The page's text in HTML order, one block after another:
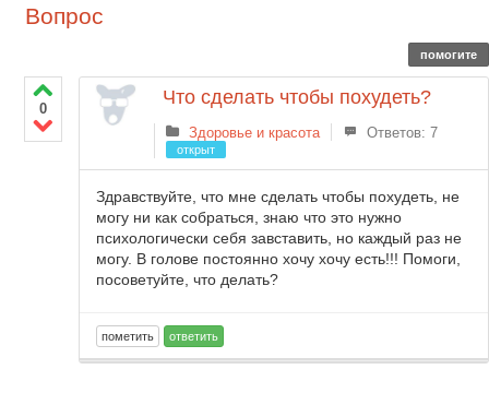
Вопрос
помогите
0
Что сделать чтобы похудеть?
Здоровье и красота Ответов: 7
открыт
Здравствуйте, что мне сделать чтобы похудеть, не
могу ни как собраться, знаю что это нужно
психологически себя завставить, но каждый раз не
могу. В голове постоянно хочу хочу есть!!! Помоги,
посоветуйте, что делать?